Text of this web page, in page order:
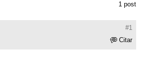
1 post
#1
Citar